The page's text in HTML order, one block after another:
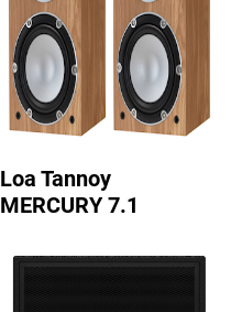
Loa Tannoy
MERCURY 7.1